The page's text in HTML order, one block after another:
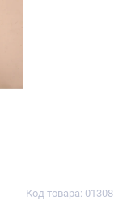
Код товара: 01308